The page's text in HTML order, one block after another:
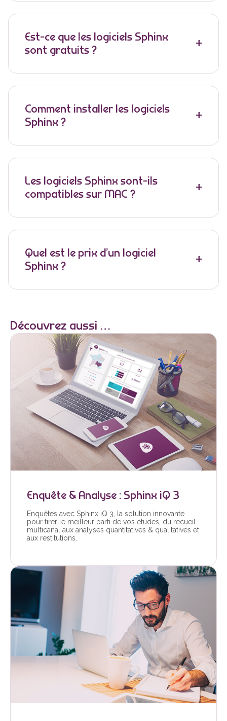
Est-ce que les logiciels Sphinx
sont gratuits ?
Comment installer les logiciels
Sphinx ?
Les logiciels Sphinx sont-ils
compatibles sur MAC ?
Quel est le prix d’un logiciel
Sphinx ?
Découvrez aussi …
Enquête & Analyse : Sphinx iQ 3
Enquêtes avec Sphinx iQ 3, la solution innovante
pour tirer le meilleur parti de vos études, du recueil
multicanal aux analyses quantitatives & qualitatives et
aux restitutions.